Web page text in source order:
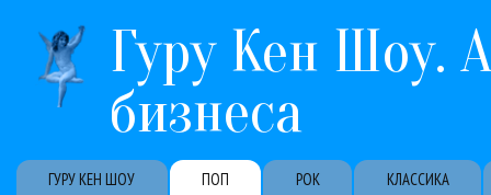
Гуру Кен Шоу.
бизнеса
Primary links
ГУРУ КЕН ШОУ ПОП РОК КЛАССИКА